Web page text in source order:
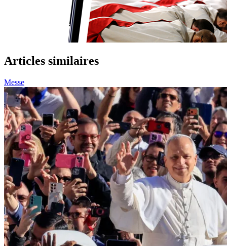
Articles similaires
Messe